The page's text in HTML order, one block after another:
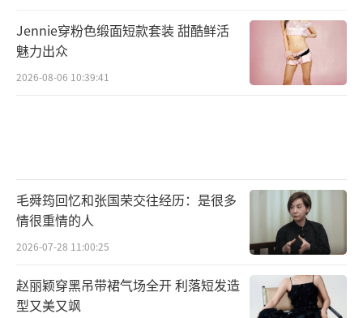
Jennie穿粉色缎面短款套装 甜酷鲜活
魅力出众
2026-08-06 10:39:41
毛舜筠回忆和张国荣交往经历：是很多
情很重情的人
2026-07-28 11:00:25
赵丽颖穿黑吊带裙气场全开 利落短发造
型又美又飒